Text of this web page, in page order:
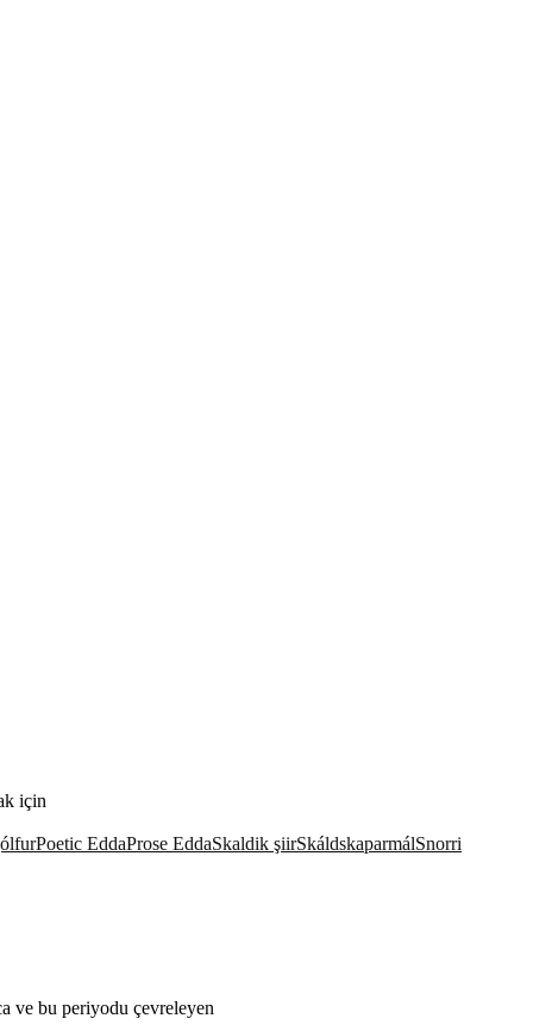
için
Poetic EddaProse EddaSkaldik şiirSkáldskaparmálSnorri
ve bu periyodu çevreleyen